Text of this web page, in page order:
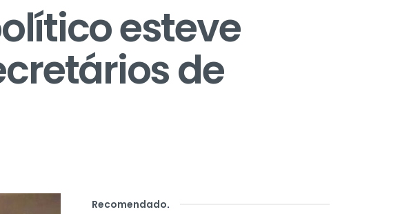
esteve
de
Recomendado.